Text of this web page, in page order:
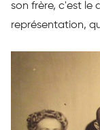
son frère, c'est le
représentation,